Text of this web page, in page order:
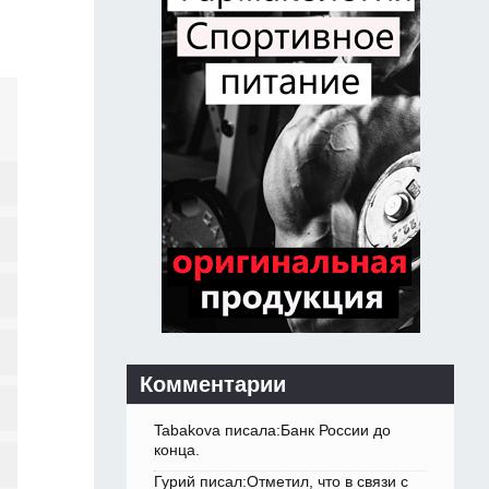
Комментарии
Tabakova писала:Банк России до
конца.
Гурий писал:Отметил, что в связи с